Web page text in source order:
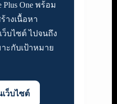
Plus One พร้อม
างเนื้อหา
บไซต์ ไปจนถึง
ะกับเป้าหมาย
ว็บไซต์